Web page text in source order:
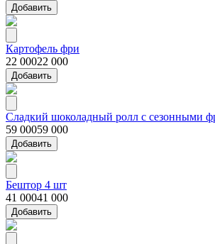
Добавить
Картофель фри
22 00022 000
Добавить
Сладкий шоколадный ролл с сезонными
59 00059 000
Добавить
Бештор 4 шт
41 00041 000
Добавить